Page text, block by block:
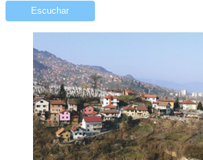
Escuchar